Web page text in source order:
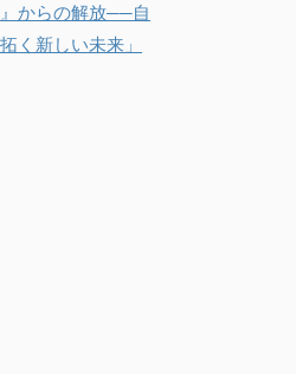
からの解放──自
く新しい未来」